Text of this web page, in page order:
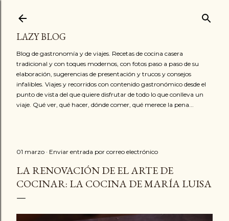
LAZY BLOG
Blog de gastronomía y de viajes. Recetas de cocina casera
tradicional y con toques modernos, con fotos paso a paso de su
elaboración, sugerencias de presentación y trucos y consejos
infalibles. Viajes y recorridos con contenido gastronómico desde el
punto de vista del que quiere disfrutar de todo lo que conlleva un
viaje. Qué ver, qué hacer, dónde comer, qué merece la pena...
01 marzo Enviar entrada por correo electrónico
LA RENOVACIÓN DE EL ARTE DE
COCINAR: LA COCINA DE MARÍA LUISA